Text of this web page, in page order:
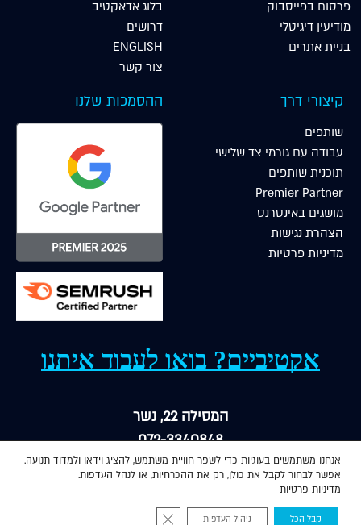
פרסום בפייסבוק
מודיעין דיגיטלי
בניית אתרים
בלוג אדאקטיב
דרושים
ENGLISH
צור קשר
קיצורי דרך
שותפים
עבודה עם גורמי צד שלישי
תוכנית שותפים
Premier Partner
מושגים באינטרנט
הצהרת נגישות
מדיניות פרטיות
ההסמכות שלנו
אקטיביים? בואו לעבוד איתנו
המסילה 22, נשר
072-3340848
mail@adactive.co.il
© כל הזכויות שמורות לאדאקטיב 2026
אנחנו משתמשים בעוגיות כדי לשפר חוויית משתמש, להציג וידאו ולמדוד תנועה.
אפשר לבחור לקבל את כולן, רק את ההכרחיות, או לנהל העדפות.
מדיניות פרטיות
קבל הכל ניהול העדפות Close GDPR Cookie Banner